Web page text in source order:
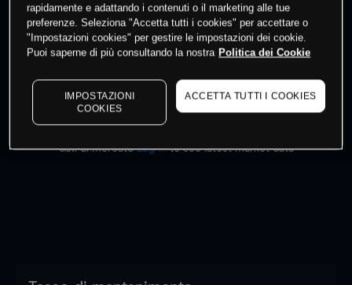
Fai trading
dati di mercatoLog into see latest market data
rapidamente e adattando i contenuti o il marketing alle tue
preferenze. Seleziona "Accetta tutti i cookies" per accettare o
"Impostazioni cookies" per gestire le impostazioni dei cookie.
Puoi saperne di più consultando la nostra Politica dei Cookie
IMPOSTAZIONI
COOKIES
ACCETTA TUTTI I COOKIES